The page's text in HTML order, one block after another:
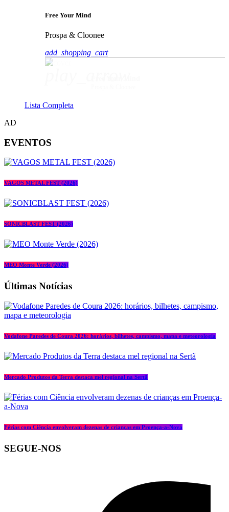
Free Your Mind
Prospa & Cloonee
add_shopping_cart
Lista Completa
AD
EVENTOS
VAGOS METAL FEST (2026)
SONICBLAST FEST (2026)
MEO Monte Verde (2026)
Últimas Notícias
Vodafone Paredes de Coura 2026: horários, bilhetes, campismo, mapa e meteorologia
Mercado Produtos da Terra destaca mel regional na Sertã
Férias com Ciência envolveram dezenas de crianças em Proença-a-Nova
SEGUE-NOS